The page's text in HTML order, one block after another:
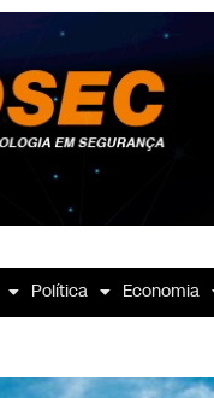
Política Economia